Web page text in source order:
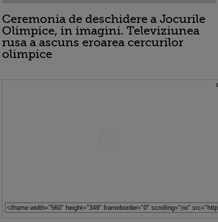
Ceremonia de deschidere a Jocurile
Olimpice, in imagini. Televiziunea
rusa a ascuns eroarea cercurilor
olimpice